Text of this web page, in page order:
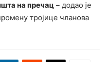
на пречац – додао је
тројице чланова